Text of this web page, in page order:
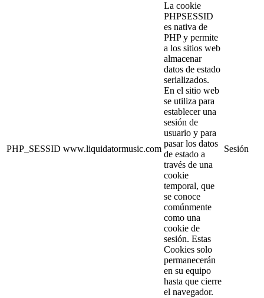
PHP_SESSID www.liquidatormusic.com
La cookie
PHPSESSID
es nativa de
PHP y permite
a los sitios web
almacenar
datos de estado
serializados.
En el sitio web
se utiliza para
establecer una
sesión de
usuario y para
pasar los datos
de estado a
través de una
cookie
temporal, que
se conoce
comúnmente
como una
cookie de
sesión. Estas
Cookies solo
permanecerán
en su equipo
hasta que cierre
el navegador.
Sesión